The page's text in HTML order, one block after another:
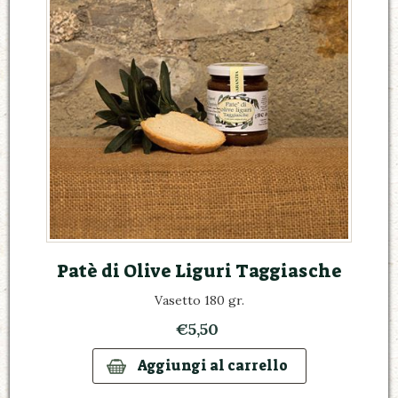
Patè di Olive Liguri Taggiasche
Vasetto 180 gr.
€5,50